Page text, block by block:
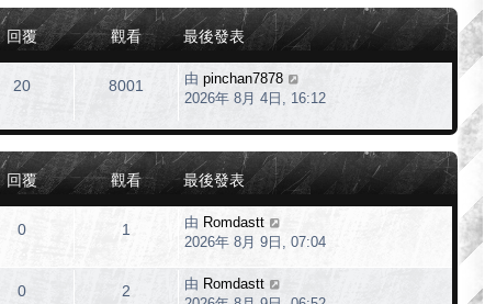
回覆 觀看 最後發表
20 8001 由 pinchan7878
2026年 8月 4日, 16:12
回覆 觀看 最後發表
0 1 由 Romdastt
2026年 8月 9日, 07:04
0 2 由 Romdastt